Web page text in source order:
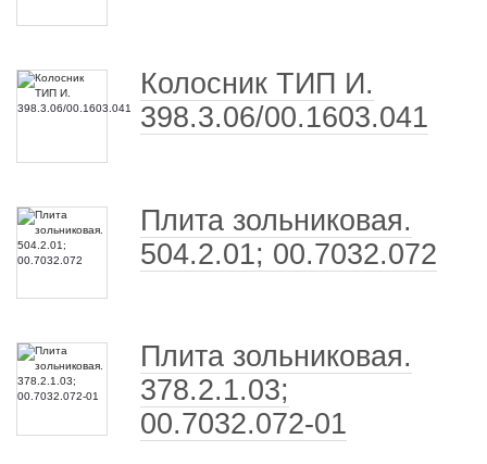
Колосник ТИП И.
398.3.06/00.1603.041
Плита зольниковая.
504.2.01; 00.7032.072
Плита зольниковая.
378.2.1.03;
00.7032.072-01